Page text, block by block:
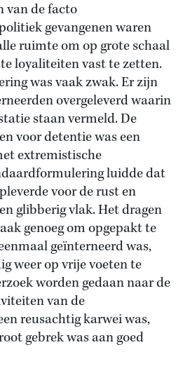
van de facto
gevangenen waren
ruimte om op grote schaal
loyaliteiten vast te zetten.
was vaak zwak. Er zijn
overgeleverd waarin
staan vermeld. De
voor detentie was een
extremistische
luidde dat
voor de rust en
glibberig vlak. Het dragen
genoeg om opgepakt te
geïnterneerd was,
weer op vrije voeten te
worden gedaan naar de
van de
reusachtig karwei was,
gebrek was aan goed